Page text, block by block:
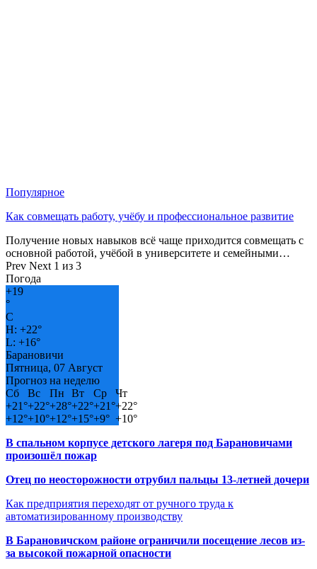
Популярное
Как совмещать работу, учёбу и профессиональное развитие
Получение новых навыков всё чаще приходится совмещать с
основной работой, учёбой в университете и семейными…
Prev Next 1 из 3
Погода
+19
°
C
H: +22°
L: +16°
Барановичи
Пятница, 07 Август
Прогноз на неделю
Сб
Вс Пн Вт Ср
Чт
+21°+22°+28°+22°+21°+22°
+12°+10°+12°+15°+9° +10°
В спальном корпусе детского лагеря под Барановичами
произошёл пожар
Отец по неосторожности отрубил пальцы 13-летней дочери
Как предприятия переходят от ручного труда к
автоматизированному производству
В Барановичском районе ограничили посещение лесов из-
за высокой пожарной опасности